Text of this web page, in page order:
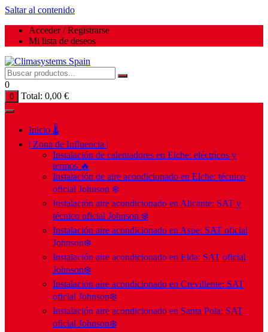
Saltar al contenido
Acceder / Registrarse
Mi lista de deseos
0
0 Total: 0,00 €
Inicio 🌡️
| Zona de Influencia |
Instalación de calentadores en Elche: eléctricos y
termos 🔥
Instalación de aire acondicionado en Elche: técnico
oficial Johnson ❄️
Instalación aire acondicionado en Alicante: SAT y
técnico oficial Johnson ❄️
Instalación aire acondicionado en Aspe: SAT oficial
Johnson❄️
Instalación aire acondicionado en Elda: SAT oficial
Johnson❄️
Instalación aire acondicionado en Crevillente: SAT
oficial Johnson❄️
Instalación aire acondicionado en Santa Pola: SAT
oficial Johnson❄️